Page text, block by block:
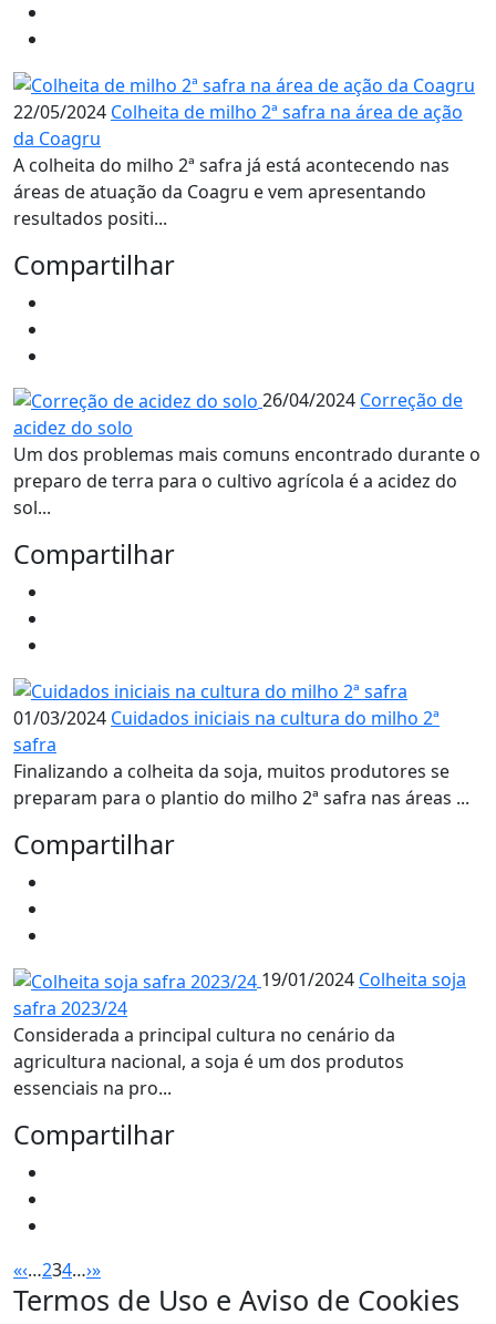
22/05/2024 Colheita de milho 2ª safra na área de ação
da Coagru
A colheita do milho 2ª safra já está acontecendo nas
áreas de atuação da Coagru e vem apresentando
resultados positi...
Compartilhar
26/04/2024 Correção de
acidez do solo
Um dos problemas mais comuns encontrado durante o
preparo de terra para o cultivo agrícola é a acidez do
sol...
Compartilhar
01/03/2024 Cuidados iniciais na cultura do milho 2ª
safra
Finalizando a colheita da soja, muitos produtores se
preparam para o plantio do milho 2ª safra nas áreas ...
Compartilhar
19/01/2024 Colheita soja
safra 2023/24
Considerada a principal cultura no cenário da
agricultura nacional, a soja é um dos produtos
essenciais na pro...
Compartilhar
«‹…234…›»
Termos de Uso e Aviso de Cookies